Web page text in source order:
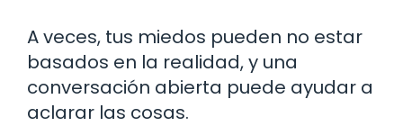
A veces, tus miedos pueden no estar
basados en la realidad, y una
conversación abierta puede ayudar a
aclarar las cosas.